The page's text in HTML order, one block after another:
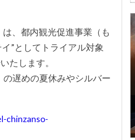
、都内観光促進事業（も
”としてトライアル対象
たします。
遅めの夏休みやシルバー
chinzanso-